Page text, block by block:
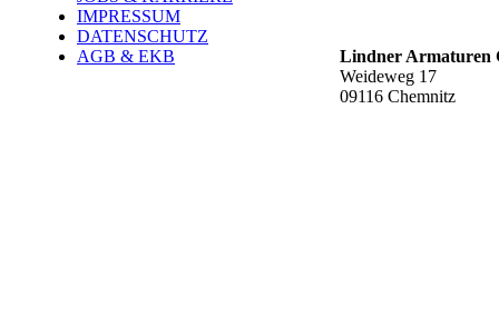
IMPRESSUM
DATENSCHUTZ
AGB & EKB
Lindner Armaturen
Weideweg 17
09116 Chemnitz